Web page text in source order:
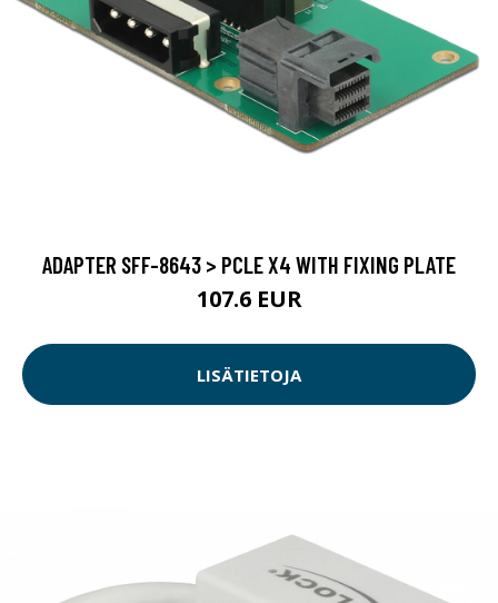
ADAPTER SFF-8643 > PCLE X4 WITH FIXING PLATE
107.6 EUR
LISÄTIETOJA